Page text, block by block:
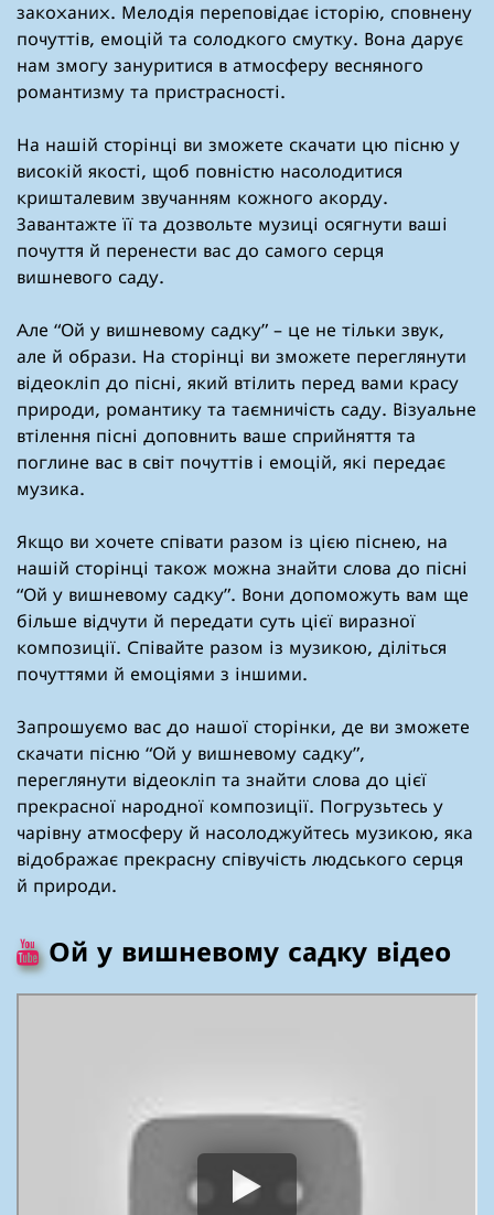
закоханих. Мелодія переповідає історію, сповнену
почуттів, емоцій та солодкого смутку. Вона дарує
нам змогу зануритися в атмосферу весняного
романтизму та пристрасності.
На нашій сторінці ви зможете скачати цю пісню у
високій якості, щоб повністю насолодитися
кришталевим звучанням кожного акорду.
Завантажте її та дозвольте музиці осягнути ваші
почуття й перенести вас до самого серця
вишневого саду.
Але “Ой у вишневому садку” – це не тільки звук,
але й образи. На сторінці ви зможете переглянути
відеокліп до пісні, який втілить перед вами красу
природи, романтику та таємничість саду. Візуальне
втілення пісні доповнить ваше сприйняття та
поглине вас в світ почуттів і емоцій, які передає
музика.
Якщо ви хочете співати разом із цією піснею, на
нашій сторінці також можна знайти слова до пісні
“Ой у вишневому садку”. Вони допоможуть вам ще
більше відчути й передати суть цієї виразної
композиції. Співайте разом із музикою, діліться
почуттями й емоціями з іншими.
Запрошуємо вас до нашої сторінки, де ви зможете
скачати пісню “Ой у вишневому садку”,
переглянути відеокліп та знайти слова до цієї
прекрасної народної композиції. Погрузьтесь у
чарівну атмосферу й насолоджуйтесь музикою, яка
відображає прекрасну співучість людського серця
й природи.
Ой у вишневому садку відео